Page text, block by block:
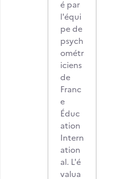
é par
l'équi
pe de
psych
ométr
iciens
de
Franc
e
Éduc
ation
Intern
ation
al. L'é
valua